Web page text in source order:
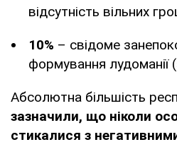
відсутність вільних
10% – свідоме
формування лудоманії
Абсолютна більшість
зазначили, що ніколи
стикалися з